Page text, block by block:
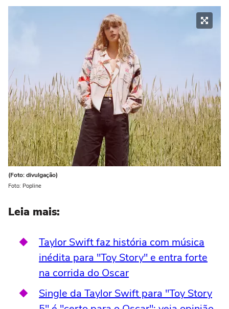
(Foto: divulgação)
Foto: Popline
Leia mais:
Taylor Swift faz história com música
inédita para "Toy Story" e entra forte
na corrida do Oscar
Single da Taylor Swift para "Toy Story